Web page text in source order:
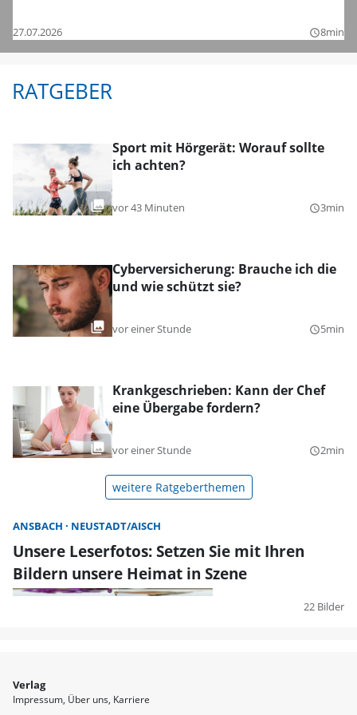
27.07.2026 query_builder8min
RATGEBER
Sport mit Hörgerät: Worauf sollte
ich achten?
vor 43 Minuten query_builder3min
Cyberversicherung: Brauche ich die
und wie schützt sie?
vor einer Stunde query_builder5min
Krankgeschrieben: Kann der Chef
eine Übergabe fordern?
vor einer Stunde query_builder2min
weitere Ratgeberthemen
ANSBACH NEUSTADT/AISCH
Unsere Leserfotos: Setzen Sie mit Ihren
Bildern unsere Heimat in Szene
22 Bilder
Verlag
Impressum Über uns Karriere